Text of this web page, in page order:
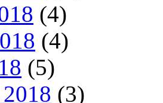
(4)
(4)
(5)
(3)